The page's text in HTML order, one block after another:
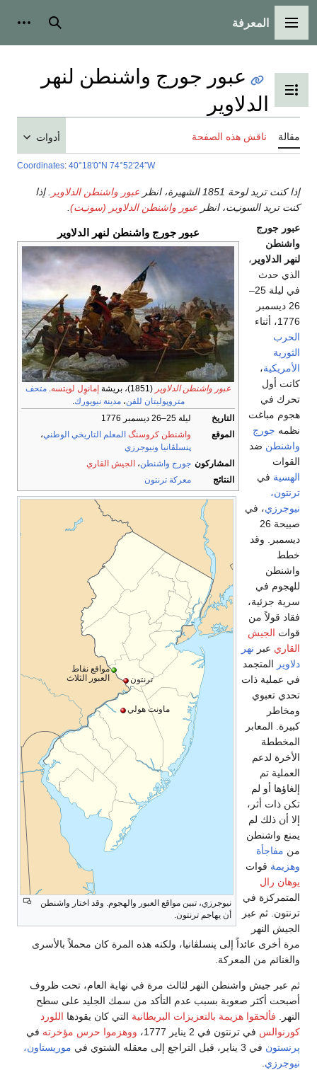
القائمة الرئيسية
المعرفة بحث
تبديل عرض جدول المحتويات
عبور جورج واشنطن لنهر
الدلاوير
مقالة ناقش هذه الصفحة أدوات
Coordinates: 40°18′0″N 74°52′24″W
إذا كنت تريد لوحة 1851 الشهيرة، انظر عبور واشنطن الدلاوير
. إذا
كنت تريد السونـِت، انظر عبور واشنطن الدلاوير (سونـِت)
عبور جورج واشنطن لنهر الدلاوير
عبور واشنطن الدلاوير (1851)، بريشة إمانوِل لويتسه. متحف
متروپوليتان للفن،مدينة نيويورك.
التاريخ
ليلة 25–26 ديسمبر 1776
الموقع
واشنطن كروسنگ المعلم التاريخي الوطني،
پنسلڤانيا ونيوجرزي
المشاركون جورج واشنطن، الجيش القاري
النتائج
معركة ترنتون
مواقع نقاط
العبور الثلاث
ترنتون
ماونت هولي
نيوجرزي، تبين مواقع العبور والهجوم. وقد اختار واشنطن
أن يهاجم ترنتون.
عبور جورج
واشنطن
لنهر الدلاوير ،
الذي حدث
في ليلة 25–
26 ديسمبر
1776، أثناء
الحرب
الثورية
الأمريكية،
كانت أول
تحرك في
هجوم مباغت
نظمه جورج
واشنطن ضد
القوات
الهسية في
ترنتون،
نيوجرزي، في
صبيحة 26
ديسمبر. وقد
خطط
واشنطن
للهجوم في
سرية جزئية،
فقاد قولاً من
قوات الجيش
القاري عبر نهر
دلاوير المتجمد
في عملية ذات
تحدي تعبوي
ومخاطر
كبيرة. المعابر
المخططة
الأخرة لدعم
العملية تم
إلغاؤها أو لم
تكن ذات أثر،
إلا أن ذلك لم
يمنع واشنطن
من مفاجأة
وهزيمة قوات
يوهان رال
المتمركزة في
ترنتون. ثم عبر
الجيش النهر
مرة أخرى عائداً إلى پنسلڤانيا، ولكنه هذه المرة كان محملاً بالأسرى
والغنائم من المعركة.
ثم عبر جيش واشنطن النهر لثالث مرة في نهاية العام، تحت ظروف
أصبحت أكثر صعوبة بسبب عدم التأكد من سمك الجليد على سطح
النهر. فألحقوا هزيمة بالتعزيزات البريطانية التي كان يقودها اللورد
كورنوالس في ترنتون في 2 يناير 1777، ووهزموا حرس مؤخرته في
پرنستون في 3 يناير، قبل التراجع إلى معقله الشتوي في
موريستاون،
نيوجرزي